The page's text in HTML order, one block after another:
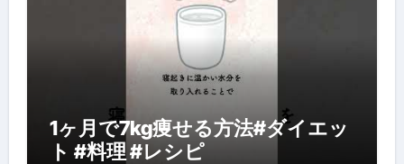
1ヶ月で7kg痩せる方法#ダイエッ
ト #料理 #レシピ